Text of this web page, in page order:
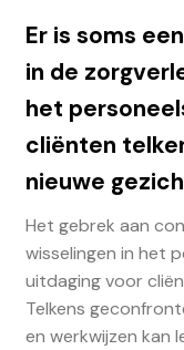
Er is soms
in de
het
cliënten
nieuwe
Het gebrek aan
wisselingen in het
uitdaging voor
Telkens
en werkwijzen kan